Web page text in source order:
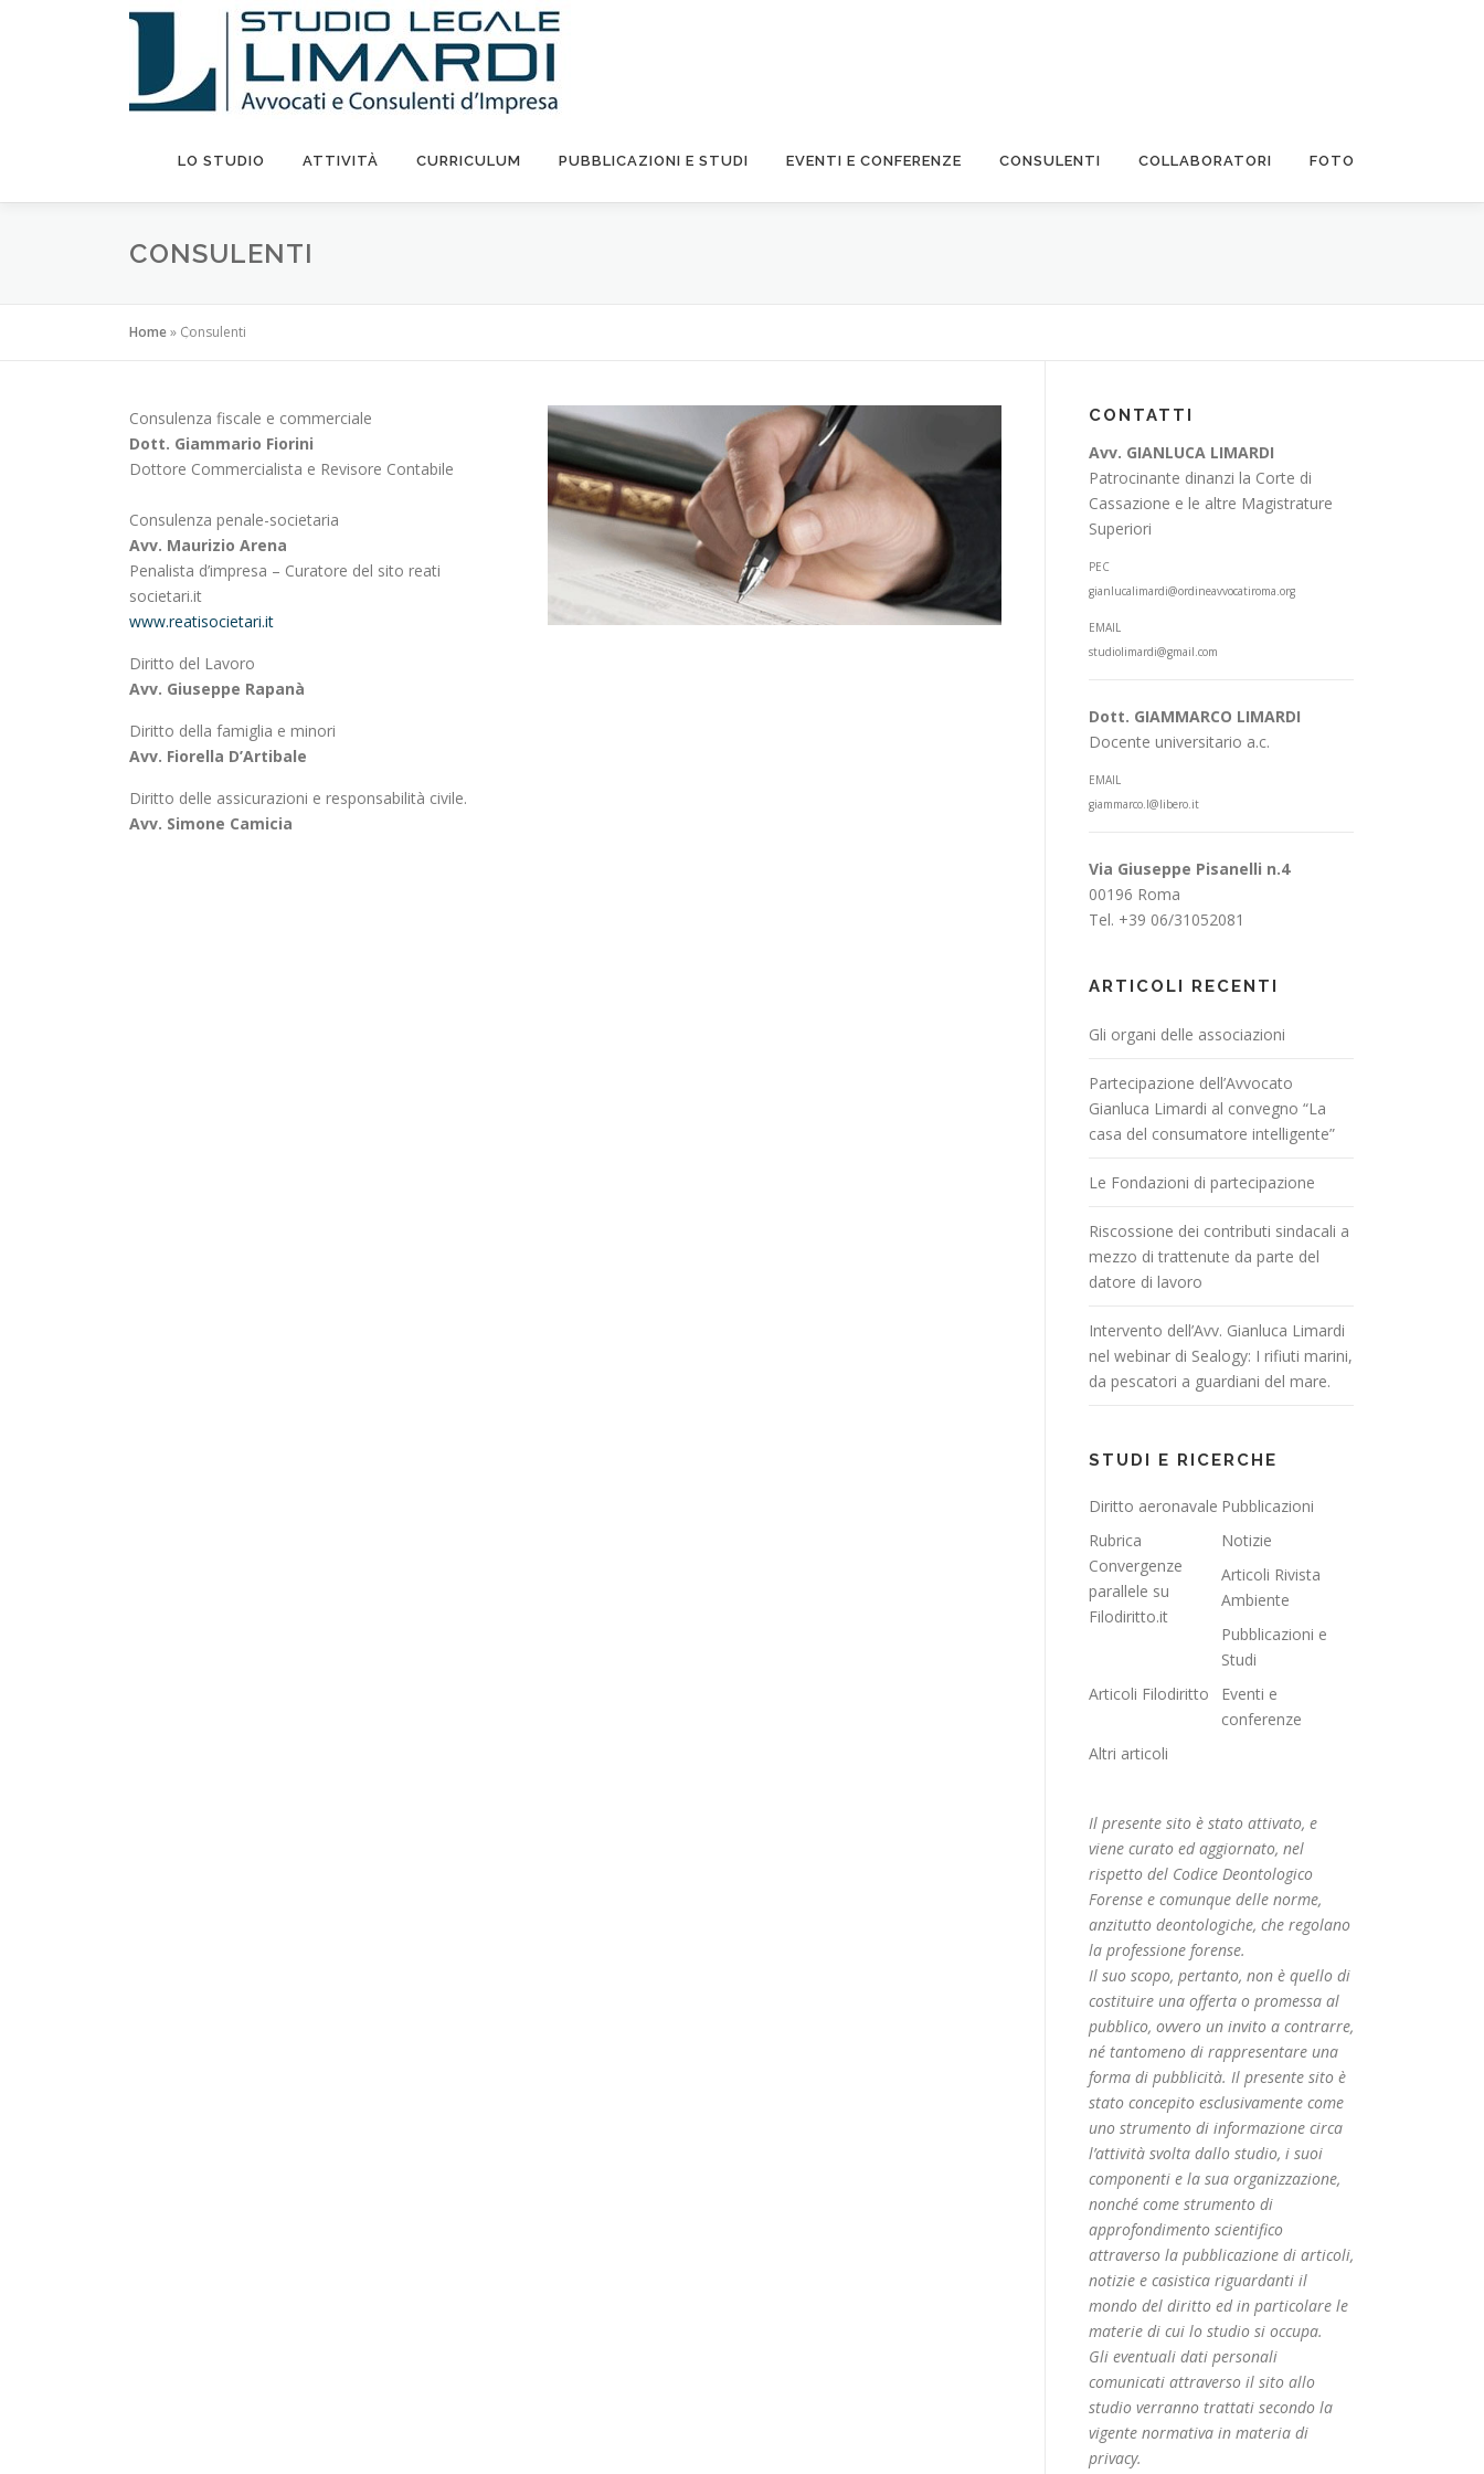
LO STUDIO ATTIVITÀ CURRICULUM PUBBLICAZIONI E STUDI EVENTI E CONFERENZE CONSULENTI COLLABORATORI FOTO
CONSULENTI
Home» Consulenti
Consulenza fiscale e commerciale
Dott. Giammario Fiorini
Dottore Commercialista e Revisore Contabile
Consulenza penale-societaria
Avv. Maurizio Arena
Penalista d’impresa – Curatore del sito reati
societari.it
www.reatisocietari.it
Diritto del Lavoro
Avv. Giuseppe Rapanà
Diritto della famiglia e minori
Avv. Fiorella D’Artibale
Diritto delle assicurazioni e responsabilità civile.
Avv. Simone Camicia
CONTATTI
Avv. GIANLUCA LIMARDI
Patrocinante dinanzi la Corte di
Cassazione e le altre Magistrature
Superiori
PEC
gianlucalimardi@ordineavvocatiroma.org
EMAIL
studiolimardi@gmail.com
Dott. GIAMMARCO LIMARDI
Docente universitario a.c.
EMAIL
giammarco.l@libero.it
Via Giuseppe Pisanelli n.4
00196 Roma
Tel. +39 06/31052081
ARTICOLI RECENTI
Gli organi delle associazioni
Partecipazione dell’Avvocato
Gianluca Limardi al convegno “La
casa del consumatore intelligente”
Le Fondazioni di partecipazione
Riscossione dei contributi sindacali a
mezzo di trattenute da parte del
datore di lavoro
Intervento dell’Avv. Gianluca Limardi
nel webinar di Sealogy: I rifiuti marini,
da pescatori a guardiani del mare.
STUDI E RICERCHE
Diritto aeronavale Pubblicazioni
Rubrica
Convergenze
parallele su
Filodiritto.it
Notizie
Articoli Rivista
Ambiente
Pubblicazioni e
Studi
Articoli Filodiritto
Eventi e
conferenze
Altri articoli
Il presente sito è stato attivato, e
viene curato ed aggiornato, nel
rispetto del Codice Deontologico
Forense e comunque delle norme,
anzitutto deontologiche, che regolano
la professione forense.
Il suo scopo, pertanto, non è quello di
costituire una offerta o promessa al
pubblico, ovvero un invito a contrarre,
né tantomeno di rappresentare una
forma di pubblicità. Il presente sito è
stato concepito esclusivamente come
uno strumento di informazione circa
l’attività svolta dallo studio, i suoi
componenti e la sua organizzazione,
nonché come strumento di
approfondimento scientifico
attraverso la pubblicazione di articoli,
notizie e casistica riguardanti il
mondo del diritto ed in particolare le
materie di cui lo studio si occupa.
Gli eventuali dati personali
comunicati attraverso il sito allo
studio verranno trattati secondo la
vigente normativa in materia di
privacy.